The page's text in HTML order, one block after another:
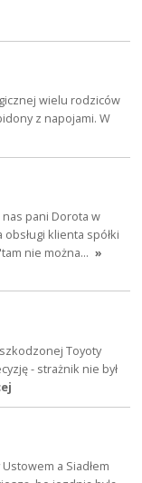
wielu rodziców
z napojami. W
nas pani Dorota w
klienta spółki
nie można… »
Toyoty
- strażnik nie był
a Siadłem